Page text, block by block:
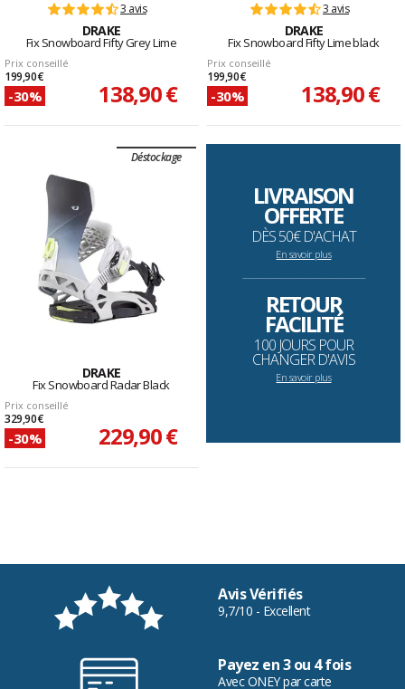
3 avis
DRAKE
Fix Snowboard Fifty Grey Lime
Prix conseillé
199,90 €
-30% 138,90 €
3 avis
DRAKE
Fix Snowboard Fifty Lime black
Prix conseillé
199,90 €
-30% 138,90 €
Déstockage
DRAKE
Fix Snowboard Radar Black
Prix conseillé
329,90 €
-30% 229,90 €
LIVRAISON
OFFERTE
DÈS 50€ D'ACHAT
En savoir plus
--------------------------------------------------------------------
RETOUR
FACILITÉ
100 JOURS POUR
CHANGER D'AVIS
En savoir plus
Avis Vérifiés
9,7/10 - Excellent
Payez en 3 ou 4 fois
Avec ONEY par carte